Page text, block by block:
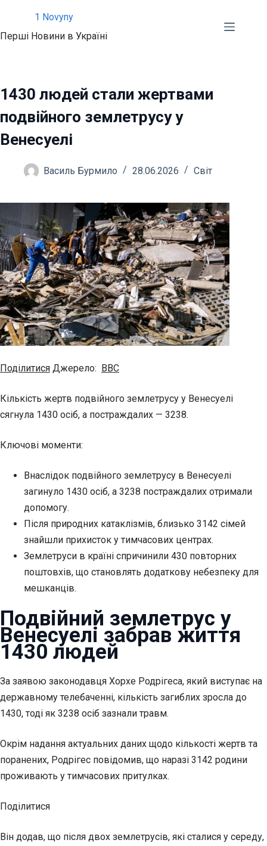
вмісту
1 Novyny
Перші Новини в Україні
1430 людей стали жертвами
подвійного землетрусу у
Венесуелі
Василь Бурмило 28.06.2026 Світ
Поділитися Джерело: BBC
Кількість жертв подвійного землетрусу у Венесуелі
сягнула 1430 осіб, а постраждалих — 3238.
Ключові моменти:
Внаслідок подвійного землетрусу в Венесуелі
загинуло 1430 осіб, а 3238 постраждалих отримали
допомогу.
Після природних катаклізмів, близько 3142 сімей
знайшли прихисток у тимчасових центрах.
Землетруси в країні спричинили 430 повторних
поштовхів, що становлять додаткову небезпеку для
мешканців.
Подвійний землетрус у
Венесуелі забрав життя
1430 людей
За заявою законодавця Хорхе Родрігеса, який виступає на
державному телебаченні, кількість загиблих зросла до
1430, тоді як 3238 осіб зазнали травм.
Окрім надання актуальних даних щодо кількості жертв та
поранених, Родрігес повідомив, що наразі 3142 родини
проживають у тимчасових притулках.
Поділитися
Він додав, що після двох землетрусів, які сталися у середу,